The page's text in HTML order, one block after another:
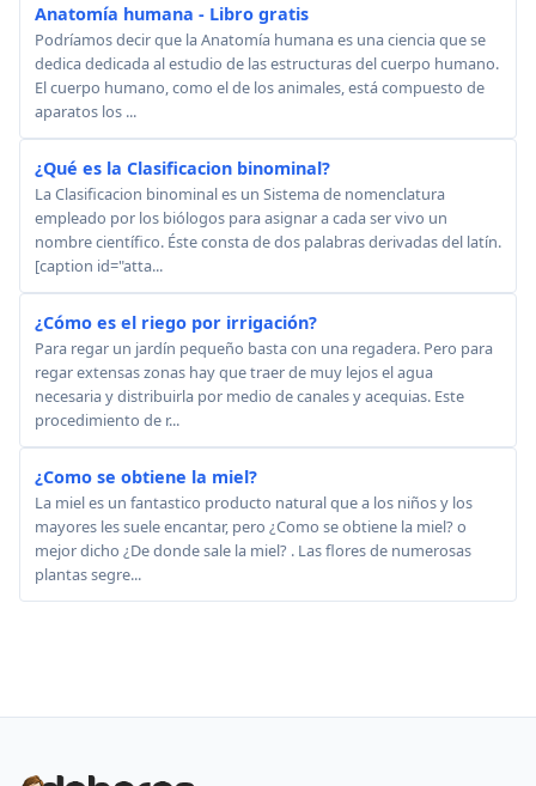
Anatomía humana - Libro gratis
Podríamos decir que la Anatomía humana es una ciencia que se
dedica dedicada al estudio de las estructuras del cuerpo humano.
El cuerpo humano, como el de los animales, está compuesto de
aparatos los ...
¿Qué es la Clasificacion binominal?
La Clasificacion binominal es un Sistema de nomenclatura
empleado por los biólogos para asignar a cada ser vivo un
nombre científico. Éste consta de dos palabras derivadas del latín.
[caption id="atta...
¿Cómo es el riego por irrigación?
Para regar un jardín pequeño basta con una regadera. Pero para
regar extensas zonas hay que traer de muy lejos el agua
necesaria y distribuirla por medio de canales y acequias. Este
procedimiento de r...
¿Como se obtiene la miel?
La miel es un fantastico producto natural que a los niños y los
mayores les suele encantar, pero ¿Como se obtiene la miel? o
mejor dicho ¿De donde sale la miel? . Las flores de numerosas
plantas segre...